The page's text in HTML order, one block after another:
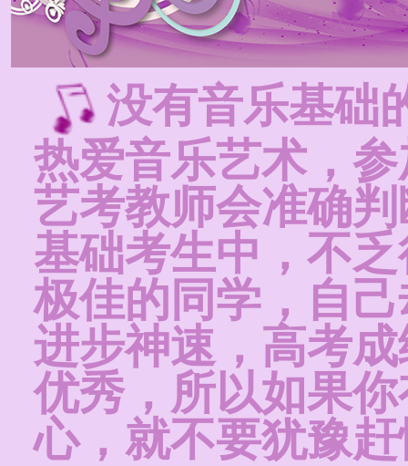
没有音乐基础
热爱音乐艺术，
艺考教师会准确
基础考生中，不
极佳的同学，自
进步神速，高考
优秀，所以如果
心，就不要犹豫